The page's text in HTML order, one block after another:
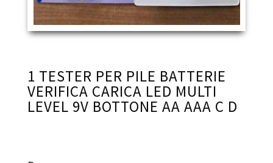
1 TESTER PER PILE BATTERIE
VERIFICA CARICA LED MULTI
LEVEL 9V BOTTONE AA AAA C D